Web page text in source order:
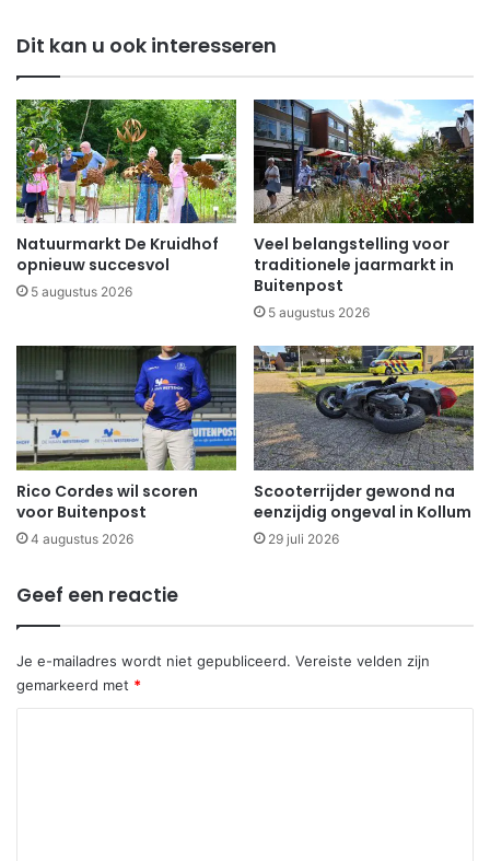
Dit kan u ook interesseren
Natuurmarkt De Kruidhof
opnieuw succesvol
5 augustus 2026
Veel belangstelling voor
traditionele jaarmarkt in
Buitenpost
5 augustus 2026
Rico Cordes wil scoren
voor Buitenpost
4 augustus 2026
Scooterrijder gewond na
eenzijdig ongeval in Kollum
29 juli 2026
Geef een reactie
Je e-mailadres wordt niet gepubliceerd. Vereiste velden zijn
gemarkeerd met *